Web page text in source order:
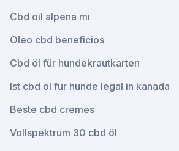
Cbd oil alpena mi
Oleo cbd beneficios
Cbd öl für hundekrautkarten
Ist cbd öl für hunde legal in kanada
Beste cbd cremes
Vollspektrum 30 cbd öl